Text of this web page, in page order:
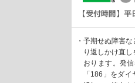
・予期せぬ障害
り返しかけ直し
おります。発
「186」をダ